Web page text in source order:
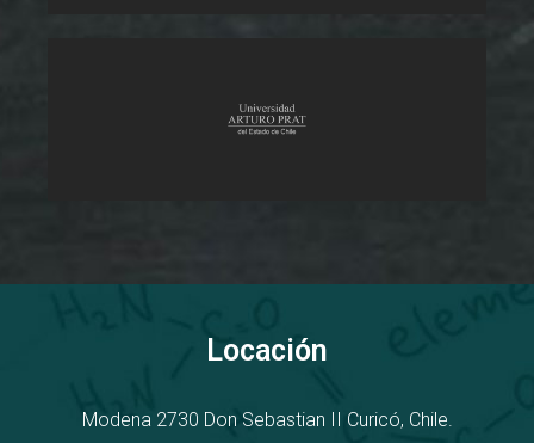
Locación
Modena 2730 Don Sebastian II Curicó, Chile.